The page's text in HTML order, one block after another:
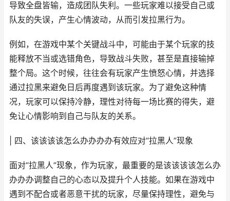
导致全盘皆输，造成团队失利。一些玩家难以接受自己或
队友的失误，产生心情波动，从而引发拉黑行为。
例如，在游戏中某个关键战斗中，可能由于某个玩家的技
能释放不当或选错角色，导致战斗失败，甚至是直接输掉
整个局。这个时候，往往会有玩家产生愤怒心情，并选择
通过拉黑来避免日后再度遇到该玩家。为了避免这种情
况，玩家可以保持冷静，理性对待每一场比赛的得失，避
免让心情影响到自己与队友的关系。
| 四、该该该该怎么办办办办有效应对“拉黑人”现象
面对“拉黑人”现象，作为玩家，最重要的是该该该该怎么办
办办办调整自己的心态以及提升个人技能。如果在游戏中
遇到不配合或者恶意干扰的玩家，尽量保持理性，避免与